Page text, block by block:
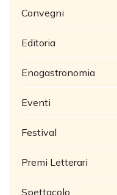
Convegni
Editoria
Enogastronomia
Eventi
Festival
Premi Letterari
Spettacolo